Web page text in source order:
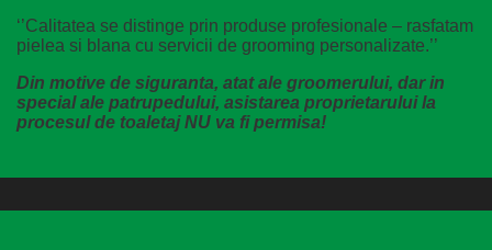
‘’Calitatea se distinge prin produse profesionale – rasfatam
pielea si blana cu servicii de grooming personalizate.’’
Din motive de siguranta, atat ale groomerului, dar in
special ale patrupedului, asistarea proprietarului la
procesul de toaletaj NU va fi permisa!